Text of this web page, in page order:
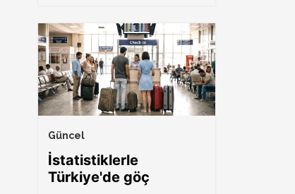
Güncel
İstatistiklerle
Türkiye'de göç